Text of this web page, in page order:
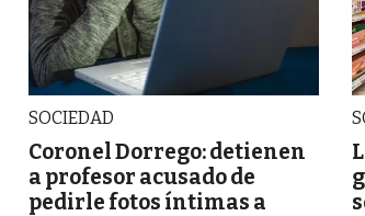
SOCIEDAD
Coronel Dorrego: detienen
a profesor acusado de
pedirle fotos íntimas a